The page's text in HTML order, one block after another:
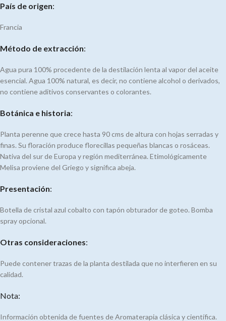
País de origen:
Francia
Método de extracción:
Agua pura 100% procedente de la destilación lenta al vapor del aceite
esencial. Agua 100% natural, es decir, no contiene alcohol o derivados,
no contiene aditivos conservantes o colorantes.
Botánica e historia:
Planta perenne que crece hasta 90 cms de altura con hojas serradas y
finas. Su floración produce florecillas pequeñas blancas o rosáceas.
Nativa del sur de Europa y región mediterránea. Etimológicamente
Melisa proviene del Griego y significa abeja.
Presentación:
Botella de cristal azul cobalto con tapón obturador de goteo. Bomba
spray opcional.
Otras consideraciones:
Puede contener trazas de la planta destilada que no interfieren en su
calidad.
Nota:
Información obtenida de fuentes de Aromaterapia clásica y científica.